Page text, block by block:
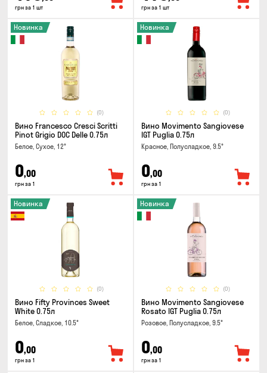
грн за 1 шт грн за 1 шт
(0)
Новинка
Вино Francesco Cresci Scritti
Pinot Grigio DOC Delle 0.75л
Белое, Сухое, 12°
0,00
грн за 1
(0)
Новинка
Вино Movimento Sangiovese
IGT Puglia 0.75л
Красное, Полусладкое, 9.5°
0,00
грн за 1
(0)
Новинка
Вино Fifty Provinces Sweet
White 0.75л
Белое, Сладкое, 10.5°
0,00
грн за 1
(0)
Новинка
Вино Movimento Sangiovese
Rosato IGT Puglia 0.75л
Розовое, Полусладкое, 9.5°
0,00
грн за 1